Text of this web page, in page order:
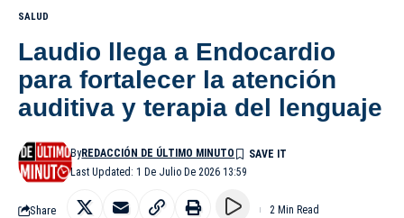
SALUD
Laudio llega a Endocardio
para fortalecer la atención
auditiva y terapia del lenguaje
Last Updated: 1 De Julio De 2026 13:59
ByREDACCIÓN DE ÚLTIMO MINUTO
Share 2 Min Read